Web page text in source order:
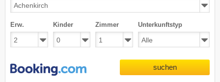
Erw. Kinder Zimmer Unterkunftstyp
suchen